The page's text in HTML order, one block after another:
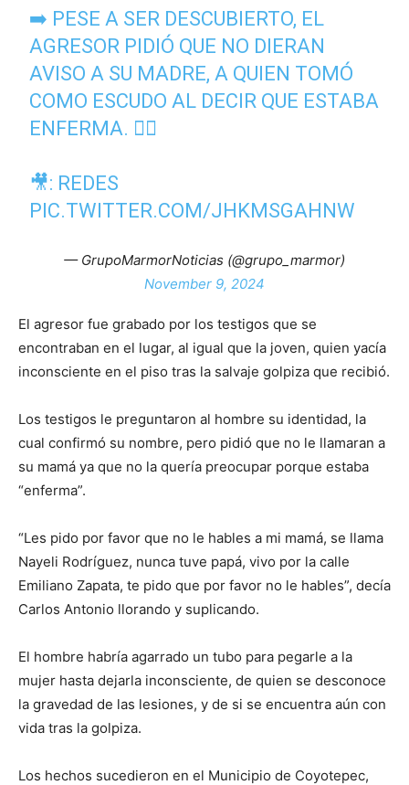
➡️ PESE A SER DESCUBIERTO, EL
AGRESOR PIDIÓ QUE NO DIERAN
AVISO A SU MADRE, A QUIEN TOMÓ
COMO ESCUDO AL DECIR QUE ESTABA
ENFERMA. 👇🏽
🎥: REDES
PIC.TWITTER.COM/JHKMSGAHNW
— GrupoMarmorNoticias (@grupo_marmor)
November 9, 2024
El agresor fue grabado por los testigos que se
encontraban en el lugar, al igual que la joven, quien yacía
inconsciente en el piso tras la salvaje golpiza que recibió.
Los testigos le preguntaron al hombre su identidad, la
cual confirmó su nombre, pero pidió que no le llamaran a
su mamá ya que no la quería preocupar porque estaba
“enferma”.
“Les pido por favor que no le hables a mi mamá, se llama
Nayeli Rodríguez, nunca tuve papá, vivo por la calle
Emiliano Zapata, te pido que por favor no le hables”, decía
Carlos Antonio llorando y suplicando.
El hombre habría agarrado un tubo para pegarle a la
mujer hasta dejarla inconsciente, de quien se desconoce
la gravedad de las lesiones, y de si se encuentra aún con
vida tras la golpiza.
Los hechos sucedieron en el Municipio de Coyotepec,